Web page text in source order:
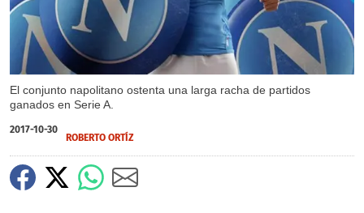
El conjunto napolitano ostenta una larga racha de partidos
ganados en Serie A.
2017-10-30
ROBERTO ORTÍZ